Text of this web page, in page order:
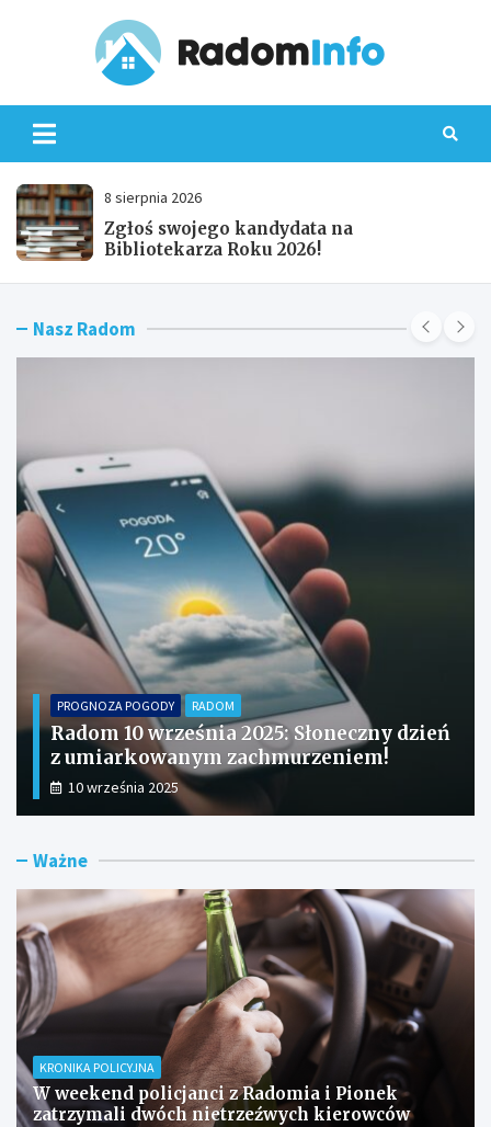
8 sierpnia 2026
Zgłoś swojego kandydata na
Bibliotekarza Roku 2026!
Nasz Radom
PROGNOZA POGODY RADOM
Radom 10 września 2025: Słoneczny dzień
z umiarkowanym zachmurzeniem!
10 września 2025
Ważne
KRONIKA POLICYJNA
W weekend policjanci z Radomia i Pionek
zatrzymali dwóch nietrzeźwych kierowców